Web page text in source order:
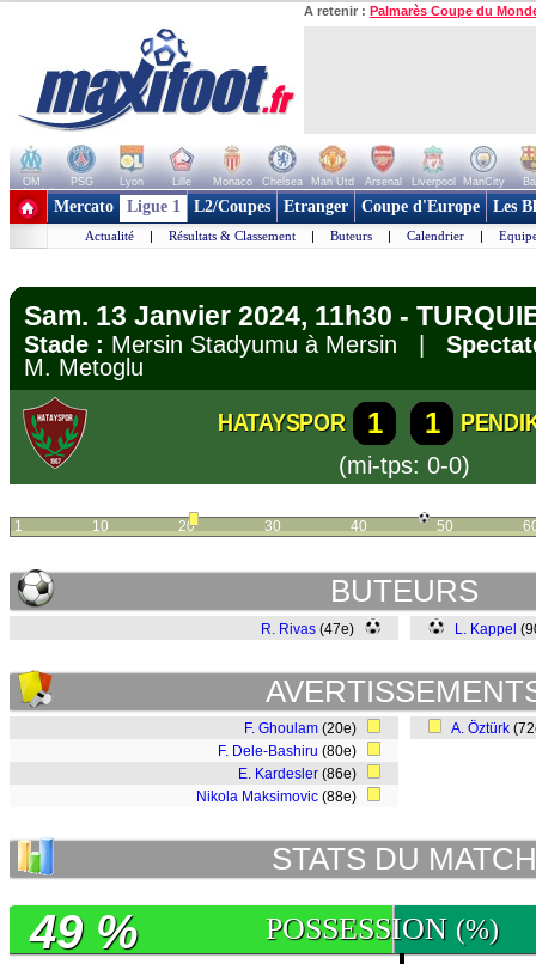
A retenir : Palmarès Coupe du
OM PSG Lyon Lille Monaco Chelsea Man Utd Arsenal Liverpool ManCity
+ de clubs
Mercato Ligue 1 L2/Coupes Etranger Coupe d'Europe Les
Actualité | Résultats & Classement | Buteurs | Calendrier |
Sam. 13 Janvier 2024, 11h30 -
Stade : Mersin Stadyumu à Mersin |
M. Metoglu
HATAYSPOR 1 1
(mi-tps: 0-0)
1 10 20 30 40 50
BUTEURS
R. Rivas (47e) L. Kappel
F. Ghoulam (20e)
F. Dele-Bashiru (80e)
E. Kardesler (86e)
Nikola Maksimovic (88e)
A. Öztürk
STATS DU MATCH
POSSESSION (%)
49 %